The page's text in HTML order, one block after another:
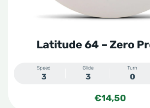
Latitude 64 – Zero
Speed
3
Glide
3
Turn
0
€14,50